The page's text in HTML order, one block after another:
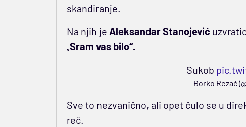
skandiranje.
Na njih je Aleksandar Stanojević
„Sram vas bilo“.
Sukob
— Borko Rezač
Sve to nezvanično, ali opet čulo se u
reč.